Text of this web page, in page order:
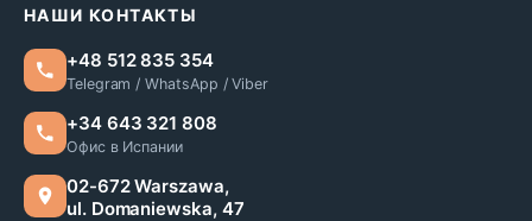
НАШИ КОНТАКТЫ
+48 512 835 354
Telegram / WhatsApp / Viber
+34 643 321 808
Офис в Испании
02-672 Warszawa,
ul. Domaniewska, 47